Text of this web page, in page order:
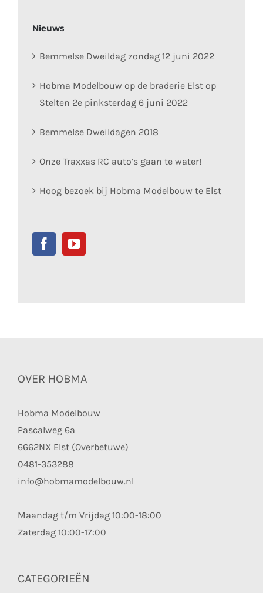
Nieuws
Bemmelse Dweildag zondag 12 juni 2022
Hobma Modelbouw op de braderie Elst op
Stelten 2e pinksterdag 6 juni 2022
Bemmelse Dweildagen 2018
Onze Traxxas RC auto’s gaan te water!
Hoog bezoek bij Hobma Modelbouw te Elst
OVER HOBMA
Hobma Modelbouw
Pascalweg 6a
6662NX Elst (Overbetuwe)
0481-353288
info@hobmamodelbouw.nl
Maandag t/m Vrijdag 10:00-18:00
Zaterdag 10:00-17:00
CATEGORIEËN